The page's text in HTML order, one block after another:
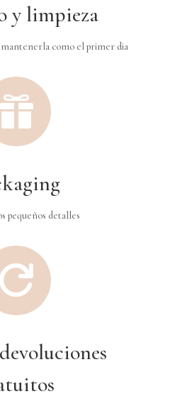
y limpieza
mantenerla como el primer dia

pequeños detalles
